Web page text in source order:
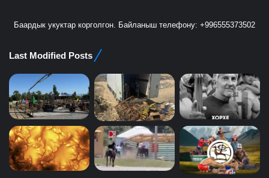
Баардык укуктар корголгон. Байланыш телефону: +996555373502
Last Modified Posts